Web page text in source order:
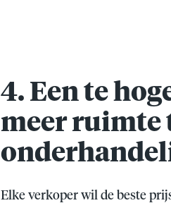
4. Een te
meer ruimte
Elke verkoper wil de beste